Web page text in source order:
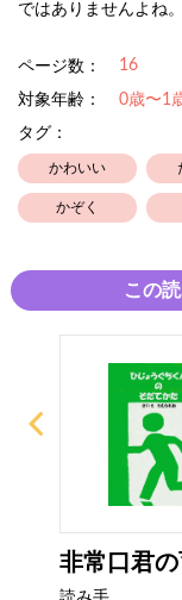
ではありませんよね。
ページ数： 16
対象年齢：
0歳〜1
タグ：
かわいい
かぞく
この
非常口君